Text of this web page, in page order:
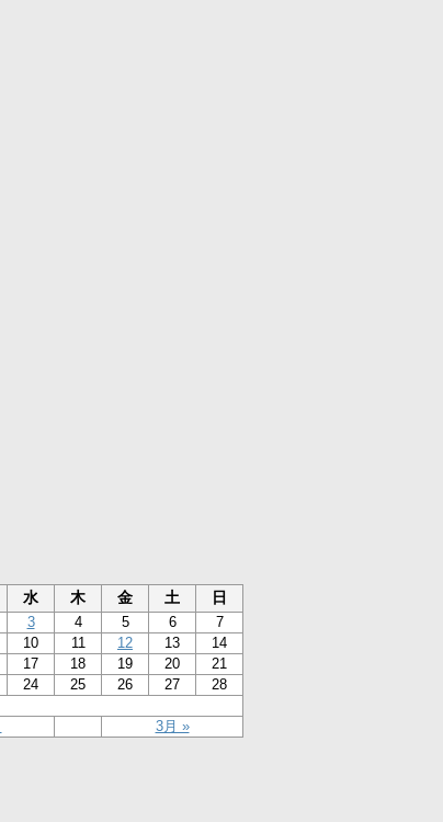
水 木 金 土 日
3月 »
3 4 5 6
7
10 11 12 13
14
17 18 19 20
21
24 25 26 27
28